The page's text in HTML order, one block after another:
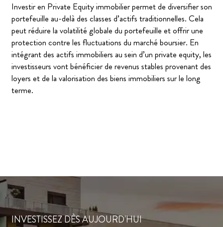
Investir en Private Equity immobilier permet de diversifier son
portefeuille au-delà des classes d’actifs traditionnelles. Cela
peut réduire la volatilité globale du portefeuille et offrir une
protection contre les fluctuations du marché boursier. En
intégrant des actifs immobiliers au sein d’un private equity, les
investisseurs vont bénéficier de revenus stables provenant des
loyers et de la valorisation des biens immobiliers sur le long
terme.
INVESTISSEZ DÈS AUJOURD'HUI